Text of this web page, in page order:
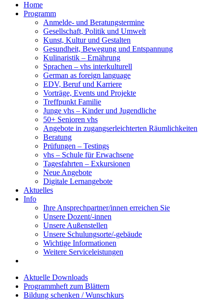
Home
Programm
Anmelde- und Beratungstermine
Gesellschaft, Politik und Umwelt
Kunst, Kultur und Gestalten
Gesundheit, Bewegung und Entspannung
Kulinaristik – Ernährung
Sprachen – vhs interkulturell
German as foreign language
EDV, Beruf und Karriere
Vorträge, Events und Projekte
Treffpunkt Familie
Junge vhs – Kinder und Jugendliche
50+ Senioren vhs
Angebote in zugangserleichterten Räumlichkeiten
Beratung
Prüfungen – Testings
vhs – Schule für Erwachsene
Tagesfahrten – Exkursionen
Neue Angebote
Digitale Lernangebote
Aktuelles
Info
Ihre Ansprechpartner/innen erreichen Sie
Unsere Dozent/-innen
Unsere Außenstellen
Unsere Schulungsorte/-gebäude
Wichtige Informationen
Weitere Serviceleistungen
Aktuelle Downloads
Programmheft zum Blättern
Bildung schenken / Wunschkurs